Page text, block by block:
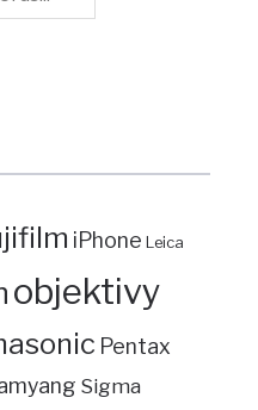
iPhone Leica
objektivy
Pentax
Sigma